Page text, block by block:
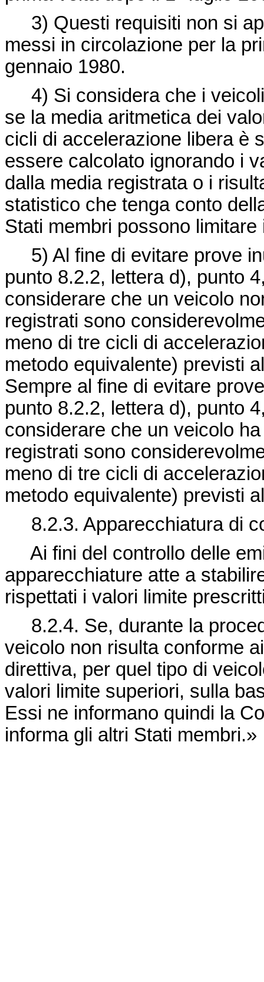
3) Questi requisiti non si
messi in circolazione per la
gennaio 1980.
4) Si considera che i
se la media aritmetica dei
cicli di accelerazione libera è
essere calcolato ignorando i
dalla media registrata o i
statistico che tenga conto
Stati membri possono
5) Al fine di evitare prove
punto 8.2.2, lettera d), punto
considerare che un veicolo
registrati sono
meno di tre cicli di
metodo equivalente) previsti
Sempre al fine di evitare
punto 8.2.2, lettera d), punto
considerare che un veicolo
registrati sono
meno di tre cicli di
metodo equivalente) previsti
8.2.3. Apparecchiatura di
Ai fini del controllo delle
apparecchiature atte a
rispettati i valori limite
8.2.4. Se, durante la
veicolo non risulta conforme
direttiva, per quel tipo di
valori limite superiori, sulla
Essi ne informano quindi la
informa gli altri Stati membri.»